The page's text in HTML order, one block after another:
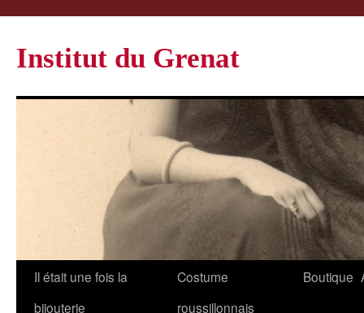
Institut du Grenat
Il était une fois la
bijouterie
Costume
roussillonnais
Boutique